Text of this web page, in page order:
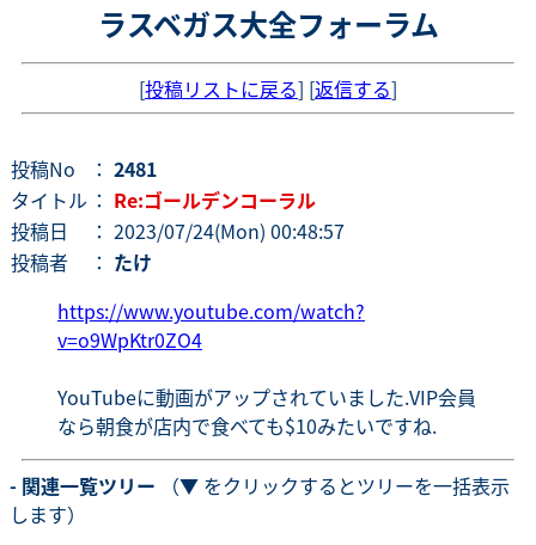
ラスベガス大全フォーラム
[投稿リストに戻る] [返信する]
投稿No ： 2481
タイトル ： Re:ゴールデンコーラル
投稿日
： 2023/07/24(Mon) 00:48:57
投稿者
： たけ
https://www.youtube.com/watch?
v=o9WpKtr0ZO4
YouTubeに動画がアップされていました.VIP会員
なら朝食が店内で食べても$10みたいですね.
- 関連一覧ツリー （▼ をクリックするとツリーを一括表示
します）